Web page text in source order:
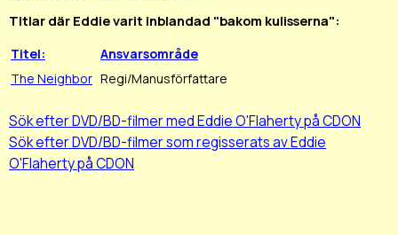
Titlar där Eddie varit inblandad "bakom kulisserna":
Titel:
Ansvarsområde
The Neighbor Regi/Manusförfattare
Sök efter DVD/BD-filmer med Eddie O'Flaherty på CDON
Sök efter DVD/BD-filmer som regisserats av Eddie
O'Flaherty på CDON